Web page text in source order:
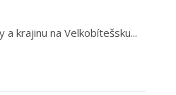
krajinu na Velkobítešsku...